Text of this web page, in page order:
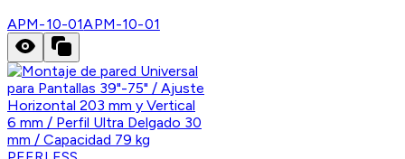
APM-10-01APM-10-01